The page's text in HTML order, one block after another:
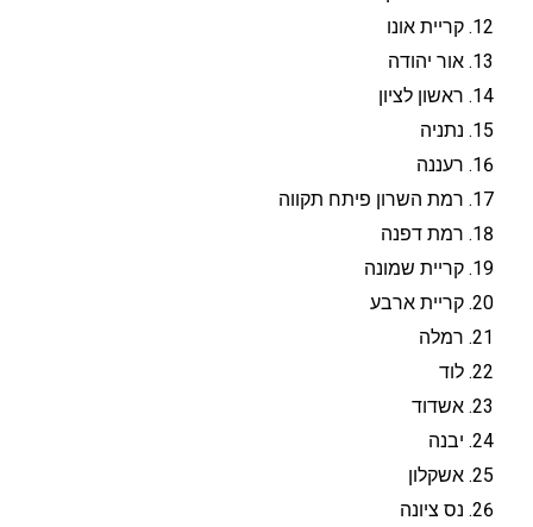
קריית אונו
אור יהודה
ראשון לציון
נתניה
רעננה
רמת השרון פיתח תקווה
רמת דפנה
קריית שמונה
קריית ארבע
רמלה
לוד
אשדוד
יבנה
אשקלון
נס ציונה